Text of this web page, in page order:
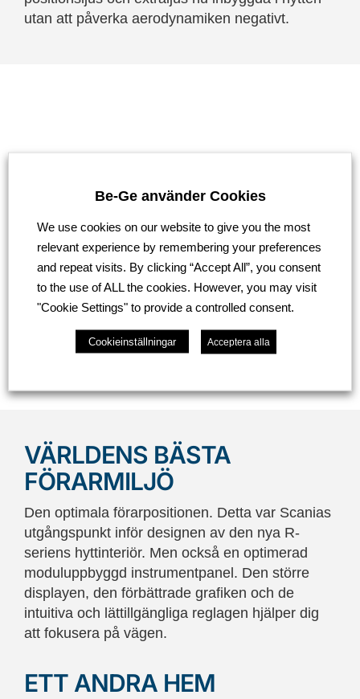
utan att påverka aerodynamiken negativt.
förarkomfort.
Tonvikten ligger på ett lyxigt och rymligt boende
med en hög standard av typisk Scaniaklass.
Läs mer
VÄRLDENS BÄSTA
FÖRARMILJÖ
Den optimala förarpositionen. Detta var Scanias
utgångspunkt inför designen av den nya R-
seriens hyttinteriör. Men också en optimerad
moduluppbyggd instrumentpanel. Den större
displayen, den förbättrade grafiken och de
intuitiva och lättillgängliga reglagen hjälper dig
att fokusera på vägen.
ETT ANDRA HEM
Be-Ge använder Cookies
We use cookies on our website to give you the most
relevant experience by remembering your preferences
and repeat visits. By clicking “Accept All”, you consent
to the use of ALL the cookies. However, you may visit
"Cookie Settings" to provide a controlled consent.
Cookieinställningar Acceptera alla